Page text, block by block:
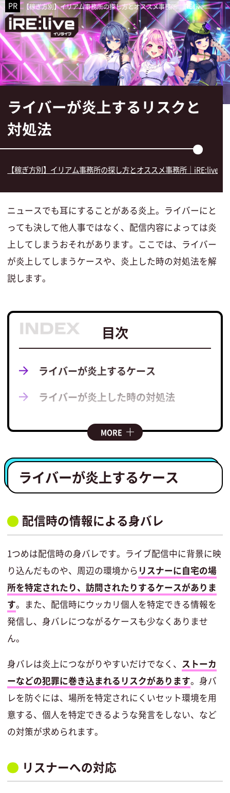
【稼ぎ方別】イリアム事務所の探し方とオススメ事務所｜iRE:live
ライバーが炎上するリスクと
対処法
【稼ぎ方別】イリアム事務所の探し方とオススメ事務所｜iRE:live
ニュースでも耳にすることがある炎上。ライバーにと
っても決して他人事ではなく、配信内容によっては炎
上してしまうおそれがあります。ここでは、ライバー
が炎上してしまうケースや、炎上した時の対処法を解
説します。
目次
ライバーが炎上するケース
ライバーが炎上した時の対処法
MORE
ライバーが炎上するケース
配信時の情報による身バレ
1つめは配信時の身バレです。ライブ配信中に背景に映
り込んだものや、周辺の環境から リスナーに自宅の場
所を特定されたり、訪問されたりするケースがありま
す。また、配信時にウッカリ個人を特定できる情報を
発信し、身バレにつながるケースも少なくありませ
ん。
身バレは炎上につながりやすいだけでなく、 ストーカ
ーなどの犯罪に巻き込まれるリスクがあります。身バ
レを防ぐには、場所を特定されにくいセット環境を用
意する、個人を特定できるような発言をしない、など
の対策が求められます。
リスナーへの対応